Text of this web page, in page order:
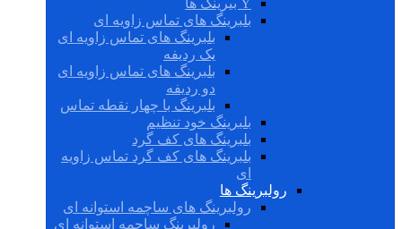
Y بیرینگ ها
بلبرینگ های تماس زاویه ای
بلبرینگ های تماس زاویه ای
یک ردیفه
بلبرینگ های تماس زاویه ای
دو ردیفه
بلبرینگ با چهار نقطه تماس
بلبرینگ خود تنظیم
بلبرینگ های کف گرد
بلبرینگ های کف گرد تماس زاویه
ای
رولبرینگ ها
رولبرینگ های ساچمه استوانه ای
رولبرینگ ساچمه استوانه ای